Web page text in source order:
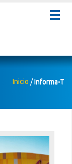
Inicio /Informa-T